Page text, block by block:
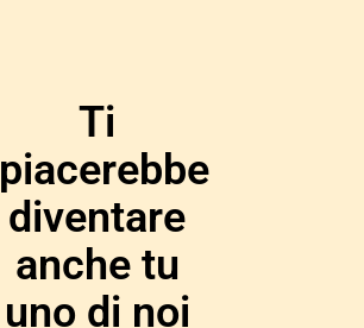
Ti
piacerebbe
diventare
anche tu
uno di noi